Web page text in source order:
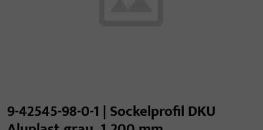
9-42545-98-0-1 | Sockelprofil DKU